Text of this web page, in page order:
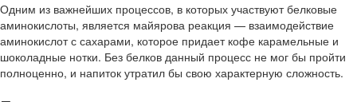
Одним из важнейших процессов, в которых участвуют белковые
аминокислоты, является майярова реакция — взаимодействие
аминокислот с сахарами, которое придает кофе карамельные и
шоколадные нотки. Без белков данный процесс не мог бы пройти
полноценно, и напиток утратил бы свою характерную сложность.